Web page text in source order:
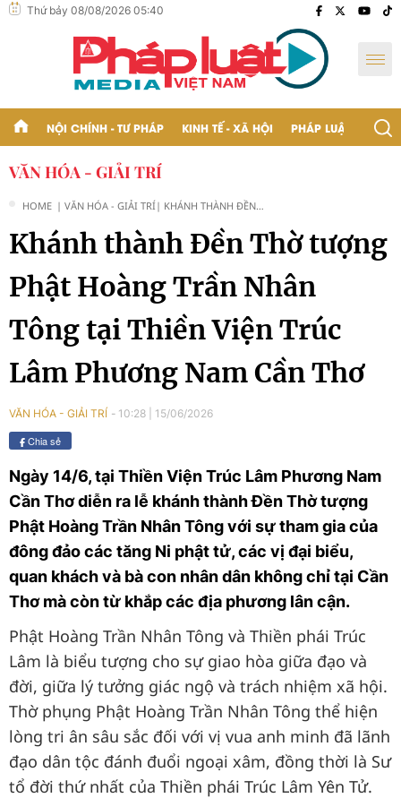
Thứ bảy 08/08/2026 05:40
NỘI CHÍNH - TƯ PHÁP KINH TẾ - XÃ HỘI PHÁP LUẬT - BẠN
VĂN HÓA - GIẢI TRÍ
HOME | VĂN HÓA - GIẢI TRÍ| KHÁNH THÀNH ĐỀN
HOÀNG TRẦN NHÂN
TÔNG TẠI THIỀN VIỆN
NAM CẦN THƠ
Khánh thành Đền Thờ tượng
Phật Hoàng Trần Nhân
Tông tại Thiền Viện Trúc
Lâm Phương Nam Cần Thơ
VĂN HÓA - GIẢI TRÍ 10:28 15/06/2026
Chia sẻ
Ngày 14/6, tại Thiền Viện Trúc Lâm Phương Nam
Cần Thơ diễn ra lễ khánh thành Đền Thờ tượng
Phật Hoàng Trần Nhân Tông với sự tham gia của
đông đảo các tăng Ni phật tử, các vị đại biểu,
quan khách và bà con nhân dân không chỉ tại Cần
Thơ mà còn từ khắp các địa phương lân cận.
Phật Hoàng Trần Nhân Tông và Thiền phái Trúc
Lâm là biểu tượng cho sự giao hòa giữa đạo và
đời, giữa lý tưởng giác ngộ và trách nhiệm xã hội.
Thờ phụng Phật Hoàng Trần Nhân Tông thể hiện
lòng tri ân sâu sắc đối với vị vua anh minh đã lãnh
đạo dân tộc đánh đuổi ngoại xâm, đồng thời là Sư
tổ đời thứ nhất của Thiền phái Trúc Lâm Yên Tử.